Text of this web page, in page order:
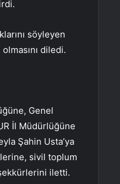
söyleyen
diledi.
Genel
İl Müdürlüğüne
Şahin Usta’ya
sivil toplum
iletti.